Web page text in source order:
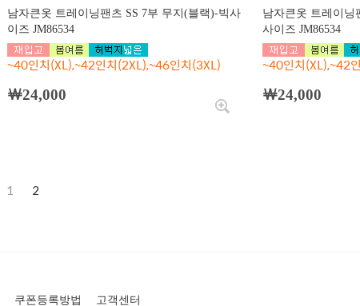
남자큰옷 트레이닝팬츠 SS 7부 무지(블랙)-빅사
이즈 JM86534
~40인치(XL),~42인치(2XL),~46인치(3XL)
￦24,000
남자큰옷 트레이닝
사이즈 JM86534
~40인치(XL),~42
￦24,000
1 2
쿠폰등록방법 고객센터